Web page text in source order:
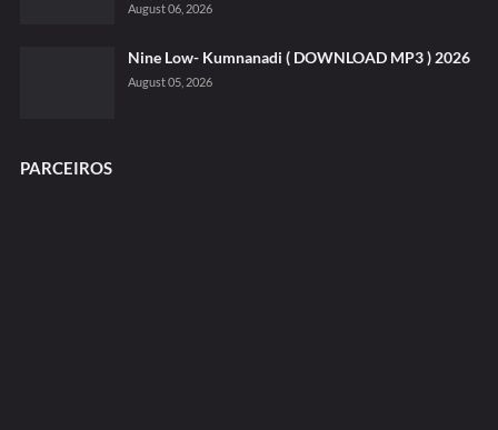
August 06, 2026
Nine Low- Kumnanadi ( DOWNLOAD MP3 ) 2026
August 05, 2026
PARCEIROS